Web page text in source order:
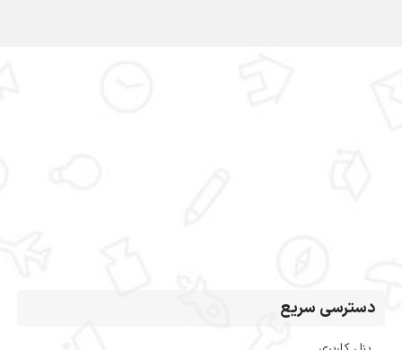
دسترسی سریع